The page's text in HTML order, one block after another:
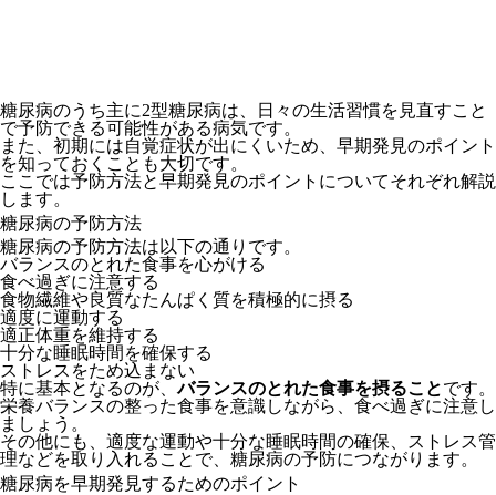
糖尿病のうち主に2型糖尿病は、日々の生活習慣を見直すこと
で予防できる可能性がある病気です。
また、初期には自覚症状が出にくいため、早期発見のポイント
を知っておくことも大切です。
ここでは予防方法と早期発見のポイントについてそれぞれ解説
します。
糖尿病の予防方法
糖尿病の予防方法は以下の通りです。
バランスのとれた食事を心がける
食べ過ぎに注意する
食物繊維や良質なたんぱく質を積極的に摂る
適度に運動する
適正体重を維持する
十分な睡眠時間を確保する
ストレスをため込まない
特に基本となるのが、バランスのとれた食事を摂ることです。
栄養バランスの整った食事を意識しながら、食べ過ぎに注意し
ましょう。
その他にも、適度な運動や十分な睡眠時間の確保、ストレス管
理などを取り入れることで、糖尿病の予防につながります。
糖尿病を早期発見するためのポイント